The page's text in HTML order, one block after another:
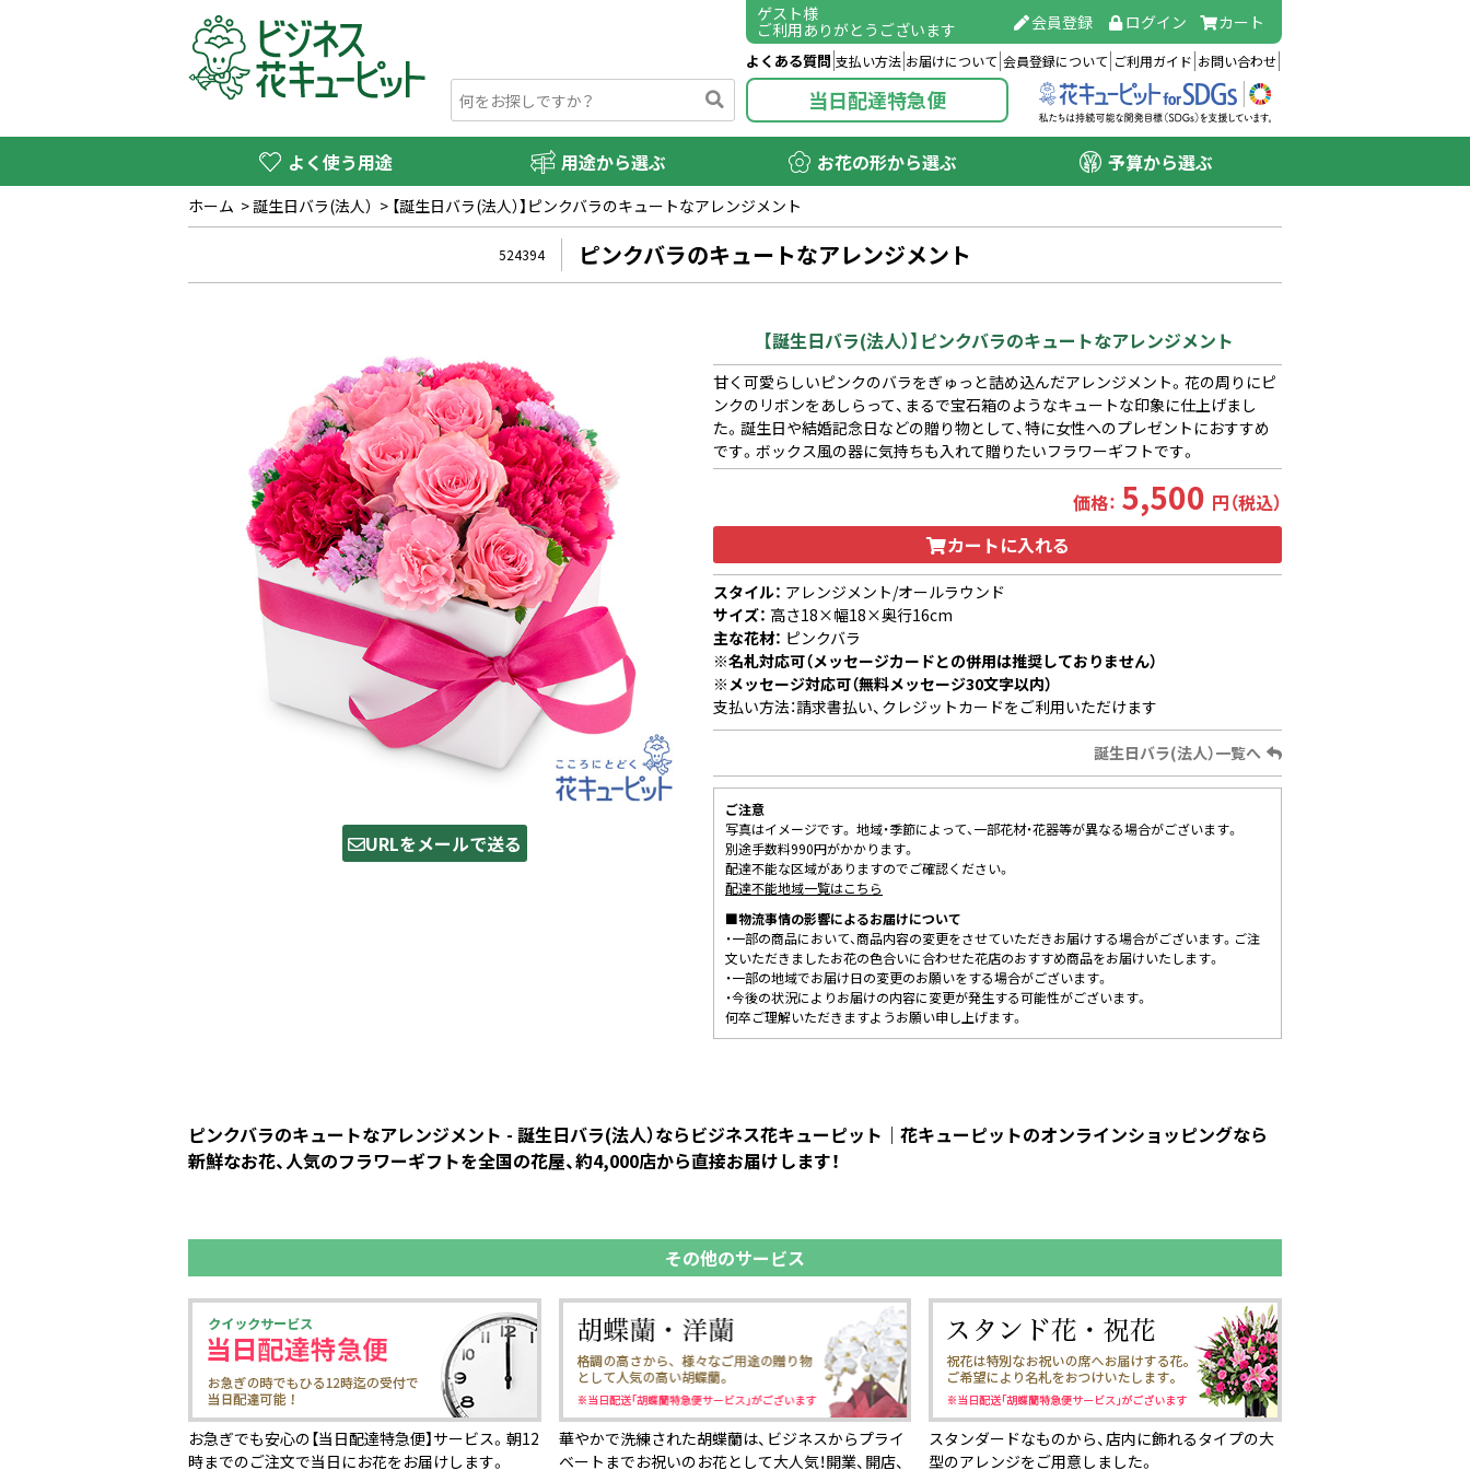
ゲスト様
ご利用ありがとうございます 会員登録 ログイン カート
よくある質問 支払い方法 お届けについて 会員登録について ご利用ガイド お問い合わせ
当日配達特急便
よく使う用途 用途から選ぶ お花の形から選ぶ 予算から選ぶ
ホーム >誕生日バラ(法人） > 【誕生日バラ(法人）】ピンクバラのキュートなアレンジメント
524394 ピンクバラのキュートなアレンジメント
URLをメールで送る
【誕生日バラ(法人）】ピンクバラのキュートなアレンジメント
甘く可愛らしいピンクのバラをぎゅっと詰め込んだアレンジメント。花の周りにピ
ンクのリボンをあしらって、まるで宝石箱のようなキュートな印象に仕上げまし
た。誕生日や結婚記念日などの贈り物として、特に女性へのプレゼントにおすすめ
です。ボックス風の器に気持ちも入れて贈りたいフラワーギフトです。
価格： 5,500 円（税込）
カートに入れる
スタイル： アレンジメント/オールラウンド
サイズ： 高さ18×幅18×奥行16cm
主な花材： ピンクバラ
※名札対応可（メッセージカードとの併用は推奨しておりません）
※メッセージ対応可（無料メッセージ30文字以内）
支払い方法：請求書払い、クレジットカードをご利用いただけます
誕生日バラ(法人）一覧へ
ご注意
写真はイメージです。 地域・季節によって、一部花材・花器等が異なる場合がございます。
別途手数料990円がかかります。
配達不能な区域がありますのでご確認ください。
配達不能地域一覧はこちら
■物流事情の影響によるお届けについて
・一部の商品において、商品内容の変更をさせていただきお届けする場合がございます。ご注
文いただきましたお花の色合いに合わせた花店のおすすめ商品をお届けいたします。
・一部の地域でお届け日の変更のお願いをする場合がございます。
・今後の状況によりお届けの内容に変更が発生する可能性がございます。
何卒ご理解いただきますようお願い申し上げます。
ピンクバラのキュートなアレンジメント - 誕生日バラ(法人）ならビジネス花キューピット｜花キューピットのオンラインショッピングなら
新鮮なお花、人気のフラワーギフトを全国の花屋、約4,000店から直接お届けします！
その他のサービス
お急ぎでも安心の【当日配達特急便】サービス。朝12
時までのご注文で当日にお花をお届けします。
華やかで洗練された胡蝶蘭は、ビジネスからプライ
ベートまでお祝いのお花として大人気！開業、開店、
スタンダードなものから、店内に飾れるタイプの大
型のアレンジをご用意しました。